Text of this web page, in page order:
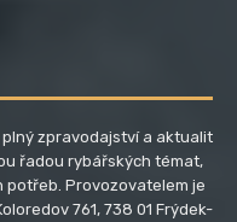
plný zpravodajství a aktualit
řadou rybářských témat,
potřeb. Provozovatelem je
761, 738 01 Frýdek-